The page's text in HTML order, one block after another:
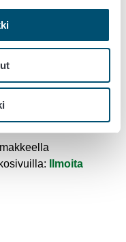
arvioi jokaisen vihjeen
perusteella
Vihjeitä hyödynnetään
kohdentamisessa.
kaikkiin vihjeisiin
tai arviota yksittäisen
Ilmoita